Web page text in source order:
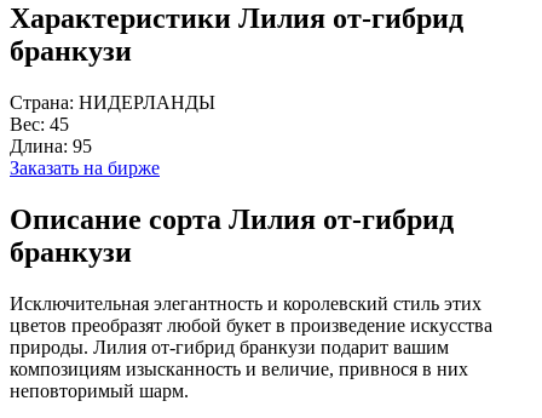
Характеристики Лилия от-гибрид
бранкузи
Страна: НИДЕРЛАНДЫ
Вес: 45
Длина: 95
Заказать на бирже
Описание сорта Лилия от-гибрид
бранкузи
Исключительная элегантность и королевский стиль этих
цветов преобразят любой букет в произведение искусства
природы. Лилия от-гибрид бранкузи подарит вашим
композициям изысканность и величие, привнося в них
неповторимый шарм.